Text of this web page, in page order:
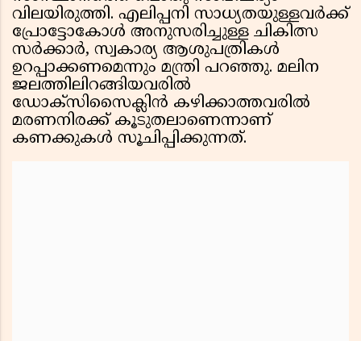
വിലയിരുത്തി. എലിപ്പനി സാധ്യതയുള്ളവര്‍ക്ക്
പ്രോട്ടോകോള്‍ അനുസരിച്ചുള്ള ചികിത്സ
സര്‍ക്കാര്‍, സ്വകാര്യ ആശുപത്രികള്‍
ഉറപ്പാക്കണമെന്നും മന്ത്രി പറഞ്ഞു. മലിന
ജലത്തിലിറങ്ങിയവരില്‍
ഡോക്സിസൈക്ലിന്‍ കഴിക്കാത്തവരില്‍
മരണനിരക്ക് കൂടുതലാണെന്നാണ്
കണക്കുകള്‍ സൂചിപ്പിക്കുന്നത്.